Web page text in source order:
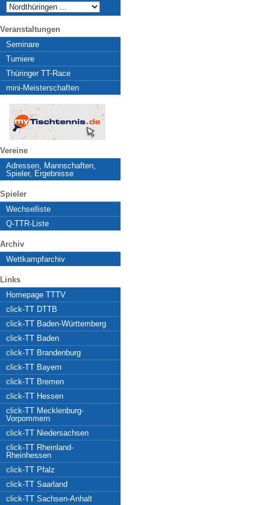
Veranstaltungen
Seminare
Turniere
Thüringer TT-Race
mini-Meisterschaften
Vereine
Adressen, Mannschaften,
Spieler, Ergebnisse
Spieler
Wechselliste
Q-TTR-Liste
Archiv
Wettkampfarchiv
Links
Homepage TTTV
click-TT DTTB
click-TT Baden-Württemberg
click-TT Baden
click-TT Brandenburg
click-TT Bayern
click-TT Bremen
click-TT Hessen
click-TT Mecklenburg-
Vorpommern
click-TT Niedersachsen
click-TT Rheinland-
Rheinhessen
click-TT Pfalz
click-TT Saarland
click-TT Sachsen-Anhalt